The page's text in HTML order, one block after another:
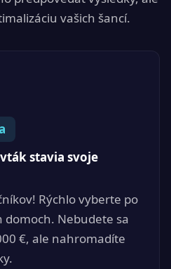
vašich šancí.
stavia svoje
Rýchlo vyberte po
domoch. Nebudete sa
€, ale nahromadíte